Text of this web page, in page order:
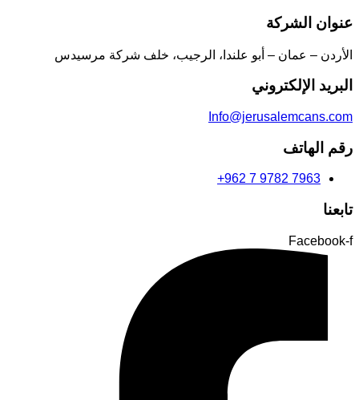
عنوان الشركة
الأردن – عمان – أبو علندا، الرجيب، خلف شركة مرسيدس
البريد الإلكتروني
Info@jerusalemcans.com
رقم الهاتف
+962 7 9782 7963
تابعنا
Facebook-f